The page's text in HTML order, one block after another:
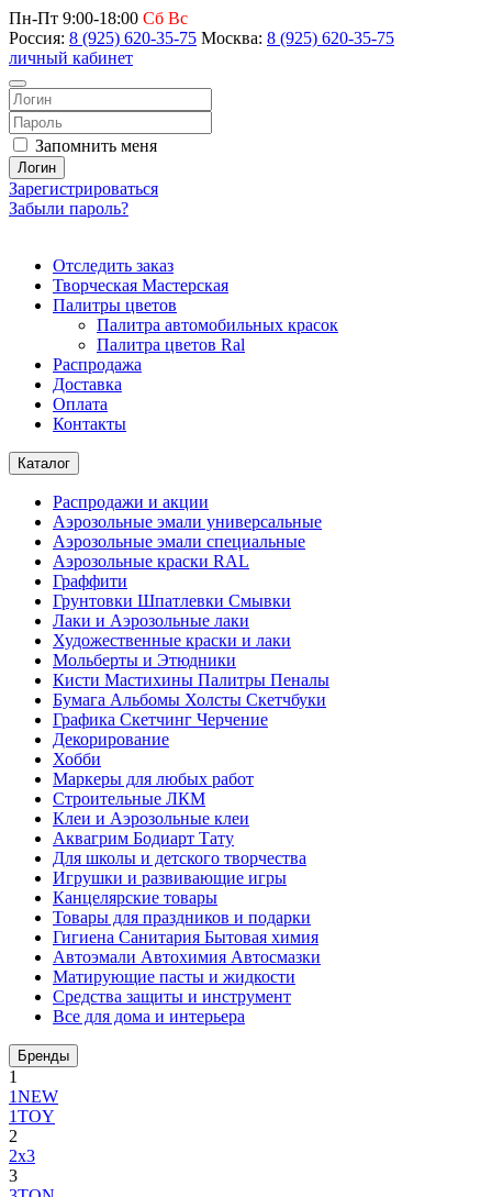
Пн-Пт 9:00-18:00 Сб Вс
Россия: 8 (925) 620-35-75 Москва: 8 (925) 620-35-75
личный кабинет
Запомнить меня
Логин
Зарегистрироваться
Забыли пароль?
Отследить заказ
Творческая Мастерская
Палитры цветов
Палитра автомобильных красок
Палитра цветов Ral
Распродажа
Доставка
Оплата
Контакты
Каталог
Распродажи и акции
Аэрозольные эмали универсальные
Аэрозольные эмали специальные
Аэрозольные краски RAL
Граффити
Грунтовки Шпатлевки Смывки
Лаки и Аэрозольные лаки
Художественные краски и лаки
Мольберты и Этюдники
Кисти Мастихины Палитры Пеналы
Бумага Альбомы Холсты Скетчбуки
Графика Скетчинг Черчение
Декорирование
Хобби
Маркеры для любых работ
Строительные ЛКМ
Клеи и Аэрозольные клеи
Аквагрим Бодиарт Тату
Для школы и детского творчества
Игрушки и развивающие игры
Канцелярские товары
Товары для праздников и подарки
Гигиена Санитария Бытовая химия
Автоэмали Автохимия Автосмазки
Матирующие пасты и жидкости
Средства защиты и инструмент
Все для дома и интерьера
Бренды
1
1NEW
1TOY
2
2x3
3